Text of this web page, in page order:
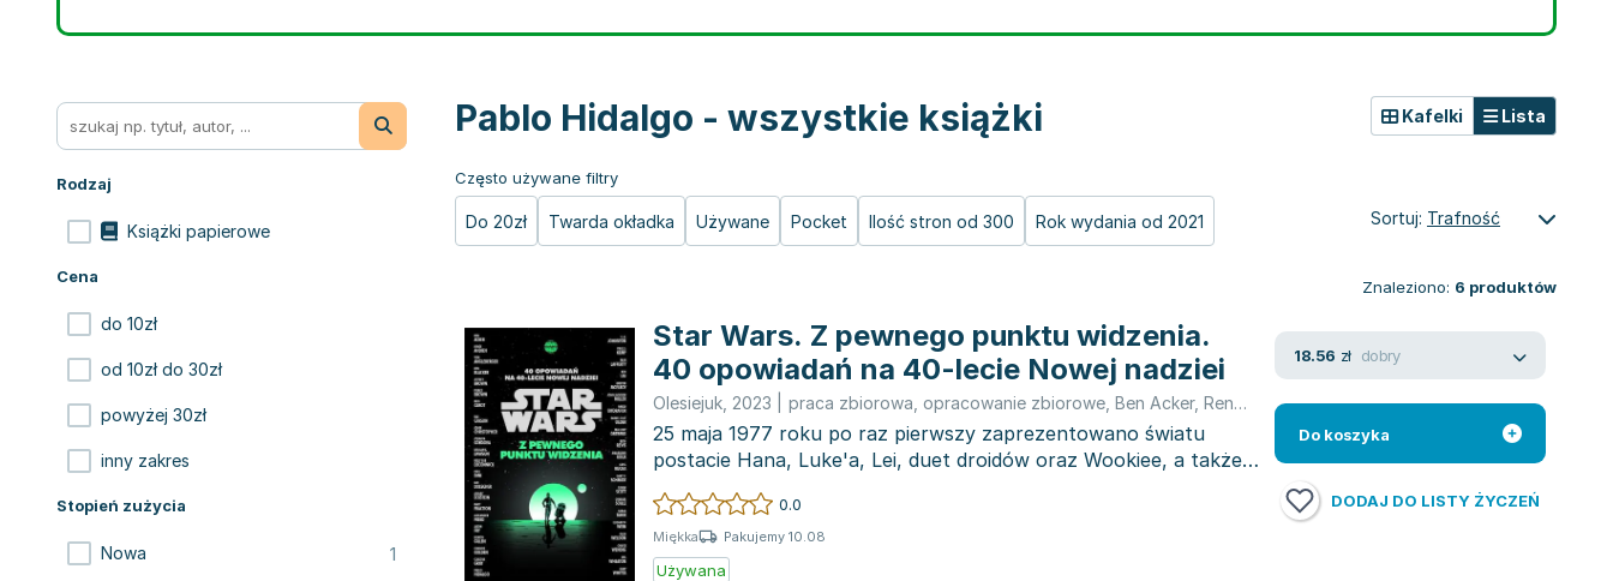
Rodzaj
Książki papierowe
Cena
do 10zł
od 10zł do 30zł
powyżej 30zł
inny zakres
Stopień zużycia
Nowa 1
Pablo Hidalgo - wszystkie książki
Często używane filtry
Do 20zł Twarda okładka Używane Pocket Ilość stron od 300 Rok wydania od 2021
Kafelki Lista
Sortuj: Trafność
Znaleziono: 6 produktów
Star Wars. Z pewnego punktu widzenia.
40 opowiadań na 40-lecie Nowej nadziei
Olesiejuk 2023 praca zbiorowa opracowanie zbiorowe Ben Acker, Renée Ahdieh ,Tom Angleberger,Jeffrey Brown
25 maja 1977 roku po raz pierwszy zaprezentowano światu
postacie Hana, Luke'a, Lei, duet droidów oraz Wookiee, a także
tajemniczeg...
0.0
Miękka Pakujemy 10.08
Używana
18.56 zł dobry
Do koszyka
DODAJ DO LISTY ŻYCZEŃ